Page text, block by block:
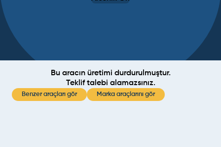
Bu aracın üretimi durdurulmuştur.
Teklif talebi alamazsınız.
Benzer araçları gör Marka araçlarını gör